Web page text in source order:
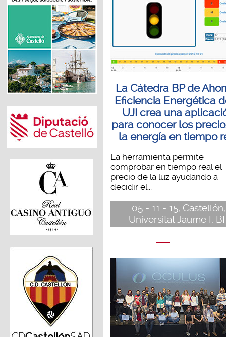
La Cátedra BP de
Eficiencia Energética
UJI crea una
para conocer los
la energía en tiempo
La herramienta permite
comprobar en tiempo real el
precio de la luz ayudando a
decidir el...
05 - 11 - 15, Castellón,
Universitat Jaume I,